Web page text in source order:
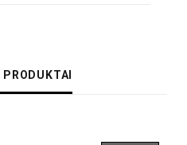
PRODUKTAI